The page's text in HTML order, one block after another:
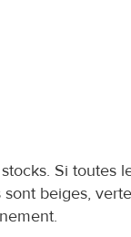
Si toutes
beiges,